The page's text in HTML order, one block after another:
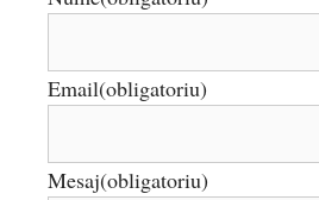
Email(obligatoriu)
Mesaj(obligatoriu)